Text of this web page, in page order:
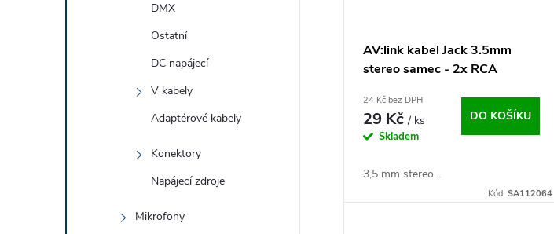
DMX
Ostatní
DC napájecí
V kabely
Adaptérové kabely
Konektory
Napájecí zdroje
Mikrofony
AV:link kabel Jack 3.5mm
stereo samec - 2x RCA
24 Kč bez DPH
29 Kč/ ks
Skladem
DO KOŠÍKU
3,5 mm stereo...
Kód:SA112064